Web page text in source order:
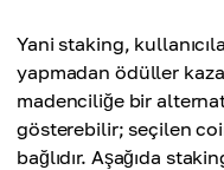
Yani staking,
yapmadan ödüller
madenciliğe bir
gösterebilir; seçilen
bağlıdır. Aşağıda